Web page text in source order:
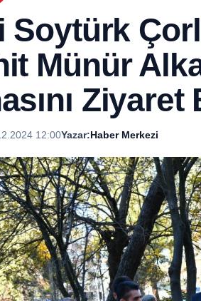
Soytürk
Münür
Ziyaret
12:00Yazar:Haber Merkezi